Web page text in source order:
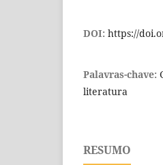
DOI: https://
Palavras-chave:
literatura
RESUMO